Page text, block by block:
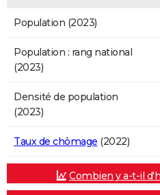
Population (2023)
Population : rang national
(2023)
Densité de population
(2023)
Taux de chômage (2022)
Combien y a-t-il